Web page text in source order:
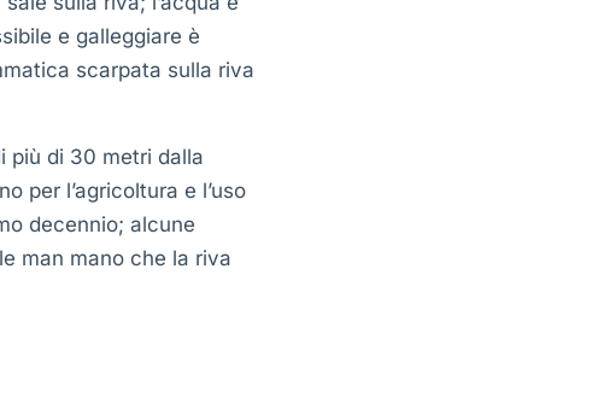
e galleggiare è
scarpata sulla riva
più di 30 metri dalla
per l’agricoltura e l’uso
decennio; alcune
man mano che la riva